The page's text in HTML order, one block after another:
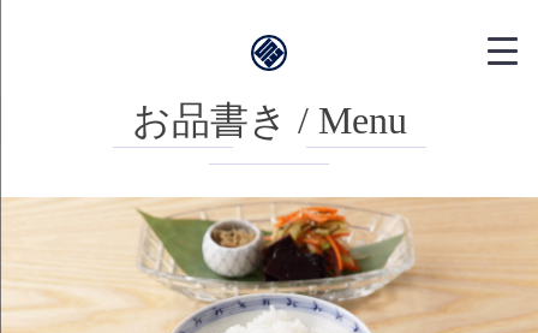
靱本町がく｜
お品書き / Menu